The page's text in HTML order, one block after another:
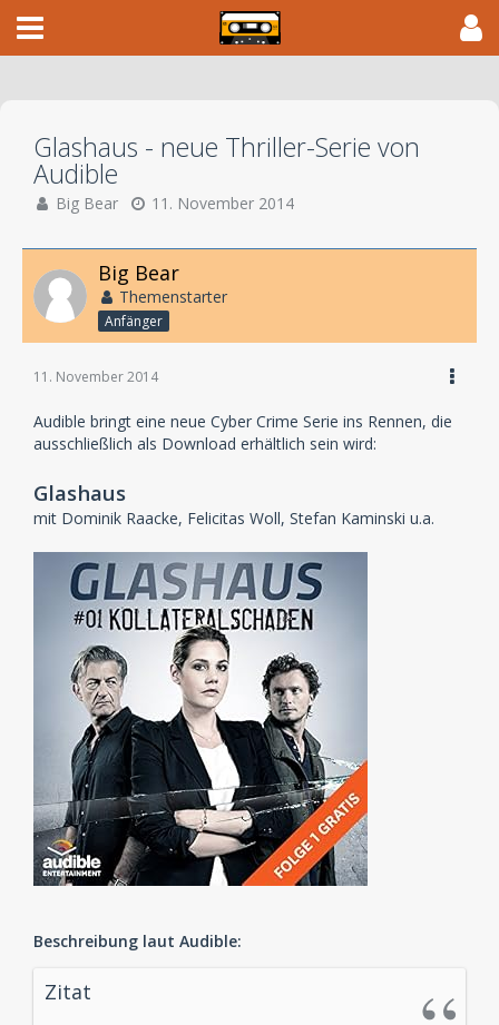
Glashaus - neue Thriller-Serie von
Audible
Big Bear 11. November 2014
Big Bear
Themenstarter
Anfänger
11. November 2014
Audible bringt eine neue Cyber Crime Serie ins Rennen, die
ausschließlich als Download erhältlich sein wird:
Glashaus
mit Dominik Raacke, Felicitas Woll, Stefan Kaminski u.a.
Beschreibung laut Audible:
Zitat